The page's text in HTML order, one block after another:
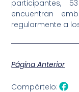
participantes,
encuentran
regularmente a
Página Anterior
Compártelo: